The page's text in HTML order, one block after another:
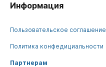
Информация
Пользовательское соглашение
Политика конфедициальности
Партнерам